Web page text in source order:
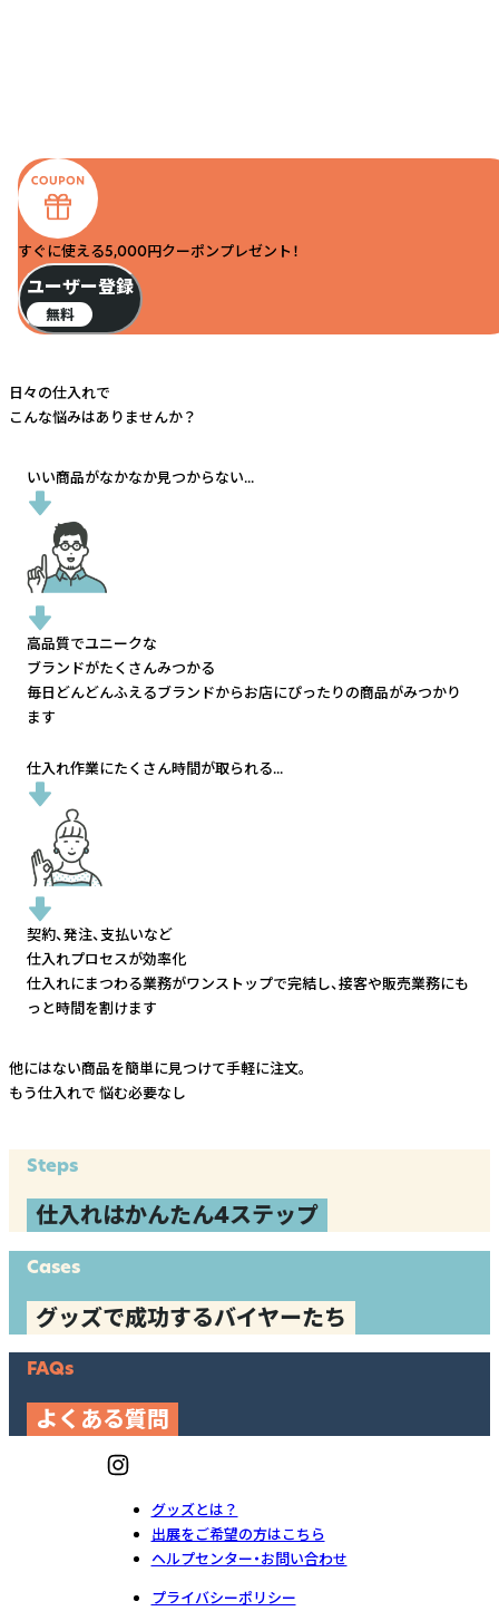
すぐに使える5,000円クーポンプレゼント！
ユーザー登録
無料
日々の仕入れで
こんな悩みはありませんか？
いい商品がなかなか見つからない...
高品質でユニークな
ブランドがたくさんみつかる
毎日どんどんふえるブランドからお店にぴったりの商品がみつかり
ます
仕入れ作業にたくさん時間が取られる...
契約、発注、支払いなど
仕入れプロセスが効率化
仕入れにまつわる業務がワンストップで完結し、接客や販売業務にも
っと時間を割けます
他にはない商品を簡単に見つけて手軽に注文。
もう仕入れで 悩む必要なし
Steps
仕入れはかんたん4ステップ
Cases
グッズで成功するバイヤーたち
FAQs
よくある質問
グッズとは？
出展をご希望の方はこちら
ヘルプセンター・お問い合わせ
プライバシーポリシー